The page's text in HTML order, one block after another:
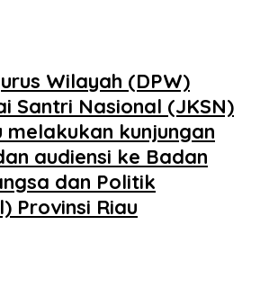
Wilayah (DPW)
Santri Nasional (JKSN)
melakukan kunjungan
audiensi ke Badan
dan Politik
Provinsi Riau